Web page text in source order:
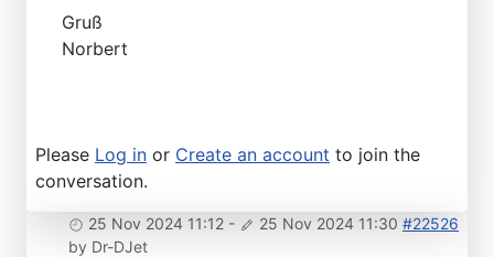
Gruß
Norbert
Please Log in or Create an account to join the
conversation.
25 Nov 2024 11:12 - 25 Nov 2024 11:30 #22526
by Dr-DJet